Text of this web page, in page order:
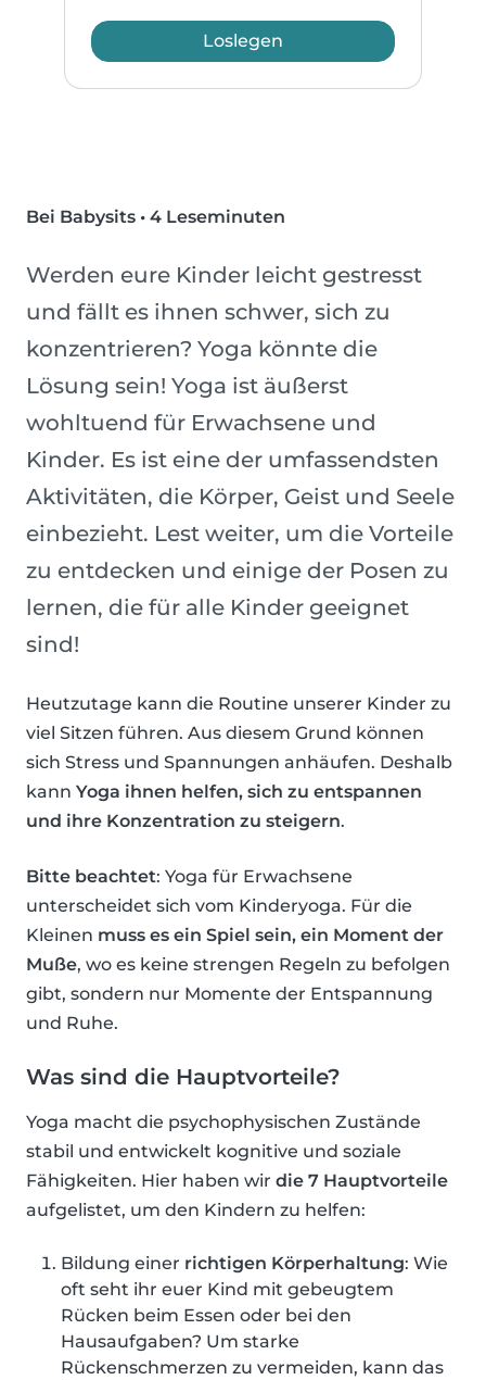
Loslegen
Bei Babysits • 4 Leseminuten
Werden eure Kinder leicht gestresst
und fällt es ihnen schwer, sich zu
konzentrieren? Yoga könnte die
Lösung sein! Yoga ist äußerst
wohltuend für Erwachsene und
Kinder. Es ist eine der umfassendsten
Aktivitäten, die Körper, Geist und Seele
einbezieht. Lest weiter, um die Vorteile
zu entdecken und einige der Posen zu
lernen, die für alle Kinder geeignet
sind!
Heutzutage kann die Routine unserer Kinder zu
viel Sitzen führen. Aus diesem Grund können
sich Stress und Spannungen anhäufen. Deshalb
kann Yoga ihnen helfen, sich zu entspannen
und ihre Konzentration zu steigern.
Bitte beachtet: Yoga für Erwachsene
unterscheidet sich vom Kinderyoga. Für die
Kleinen muss es ein Spiel sein, ein Moment der
Muße, wo es keine strengen Regeln zu befolgen
gibt, sondern nur Momente der Entspannung
und Ruhe.
Was sind die Hauptvorteile?
Yoga macht die psychophysischen Zustände
stabil und entwickelt kognitive und soziale
Fähigkeiten. Hier haben wir die 7 Hauptvorteile
aufgelistet, um den Kindern zu helfen:
Bildung einer richtigen Körperhaltung: Wie
oft seht ihr euer Kind mit gebeugtem
Rücken beim Essen oder bei den
Hausaufgaben? Um starke
Rückenschmerzen zu vermeiden, kann das